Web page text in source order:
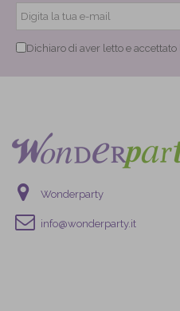
Dichiaro di aver letto e accettato
Wonderparty
info@wonderparty.it